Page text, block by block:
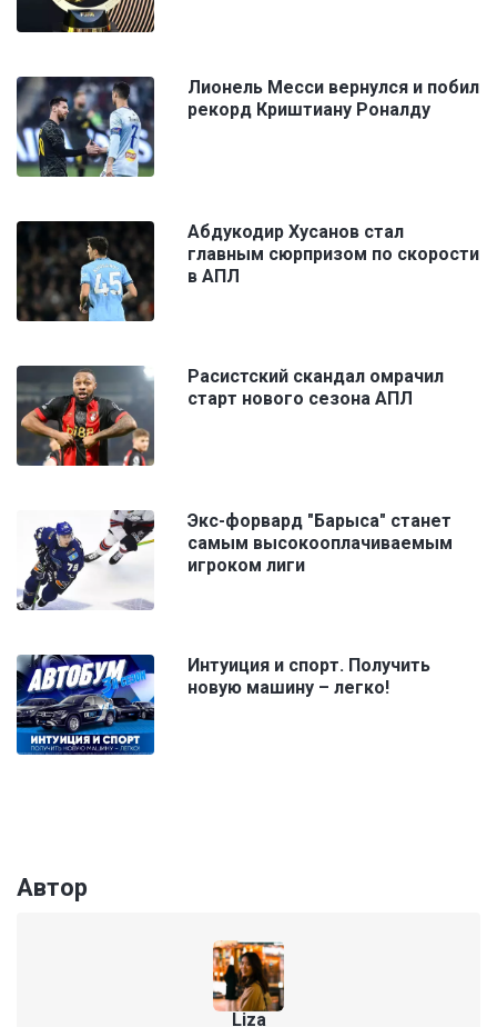
Лионель Месси вернулся и побил
рекорд Криштиану Роналду
Абдукодир Хусанов стал
главным сюрпризом по скорости
в АПЛ
Расистский скандал омрачил
старт нового сезона АПЛ
Экс-форвард "Барыса" станет
самым высокооплачиваемым
игроком лиги
Интуиция и спорт. Получить
новую машину – легко!
Автор
Liza